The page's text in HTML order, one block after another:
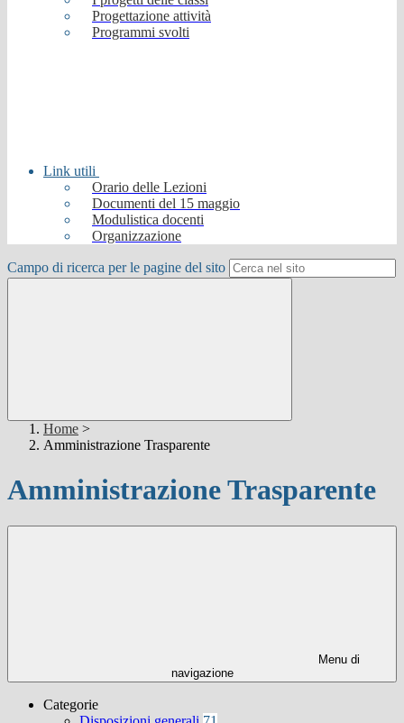
Progettazione attività
Programmi svolti
Link utili
Orario delle Lezioni
Documenti del 15 maggio
Modulistica docenti
Organizzazione
Campo di ricerca per le pagine del sito
Home >
Amministrazione Trasparente
Amministrazione Trasparente
Menu di
navigazione
Categorie